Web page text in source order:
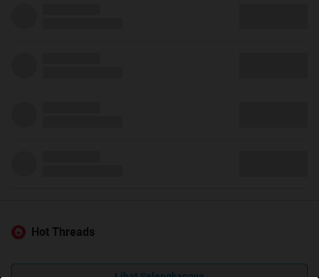
Hot Threads
Lihat Selengkapnya